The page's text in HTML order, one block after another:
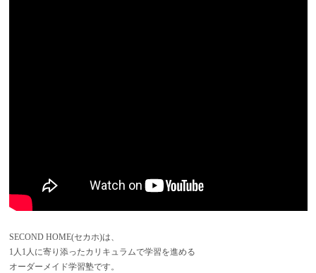
SECOND HOME(セカホ)は、
1人1人に寄り添ったカリキュラムで学習を進める
オーダーメイド学習塾です。